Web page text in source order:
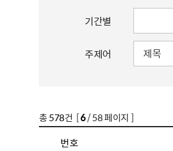
기간별
주제어
총578건 [6/ 58 페이지 ]
번호